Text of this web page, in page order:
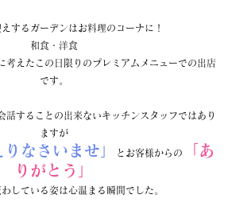
するガーデンはお料理のコーナに！
和食・洋食
考えたこの日限りのプレミアムメニューでの出店
です。
話することの出来ないキッチンスタッフではあり
ますが
りなさいませ」 とお客様からの
「あ
りがとう」
している姿は心温まる瞬間でした。